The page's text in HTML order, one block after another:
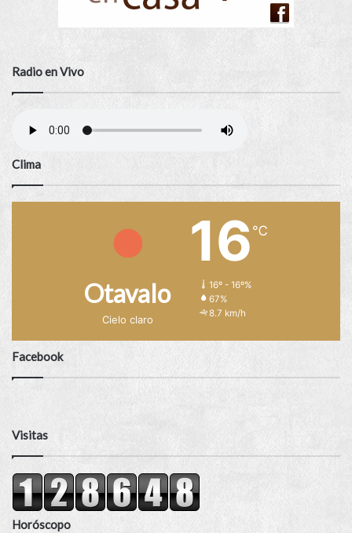
Radio en Vivo
Clima
Otavalo
Cielo claro
16 ℃
16º - 16º%
67%
8.7 km/h
Facebook
Visitas
Horóscopo